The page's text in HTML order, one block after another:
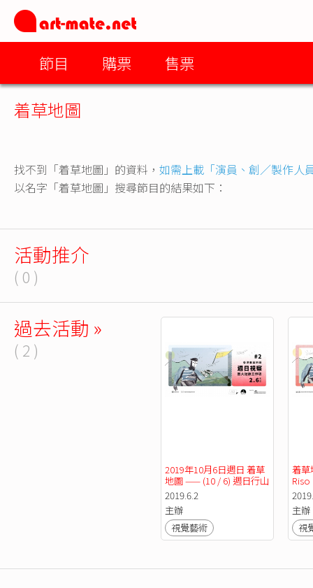
節目 購票 售票
着草地圖
找不到「着草地圖」的資料， 如需上載「演員、創／製作人
以名字「着草地圖」搜尋節目的結果如下：
活動推介
( 0 )
過去活動 »
( 2 )
2019年10月6日週日 着草
地圖 —— (10 / 6) 週日行山
視察兼 Risograph 紀錄工
作坊
2019.6.2
主辦
視覺藝術
着
Riso
主辦
視